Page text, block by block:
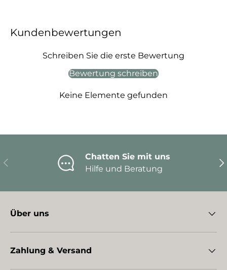
Kundenbewertungen
Schreiben Sie die erste Bewertung
Bewertung schreiben
Keine Elemente gefunden
Vorherige
Chatten Sie mit uns
Hilfe und Beratung
Über uns
Zahlung & Versand